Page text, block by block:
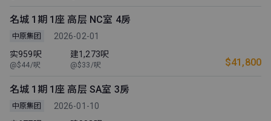
名城 1期 1座 高层 NC室 4房
中原集团
2026-02-01
实959呎
@$44/呎
建1,273呎
@$33/呎 $41,800
名城 1期 1座 高层 SA室 3房
中原集团
2026-01-10